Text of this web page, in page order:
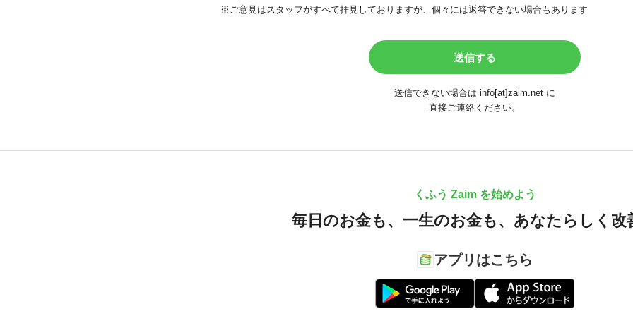
※ご意見はスタッフがすべて拝見しておりますが、個々には返答できない場合もあります
送信できない場合は info[at]zaim.net に
直接ご連絡ください。
くふう Zaim を始めよう
毎日のお金も、 一生のお金も、 あなたらしく改
アプリはこちら